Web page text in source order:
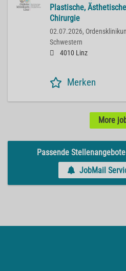
Plastische,
Chirurgie
02.07.2026,
Schwestern
4010 Linz
Merken
More
Passende
JobMail